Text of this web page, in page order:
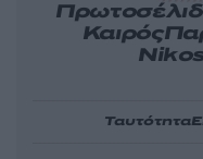
Καιρός
Ταυτότητα